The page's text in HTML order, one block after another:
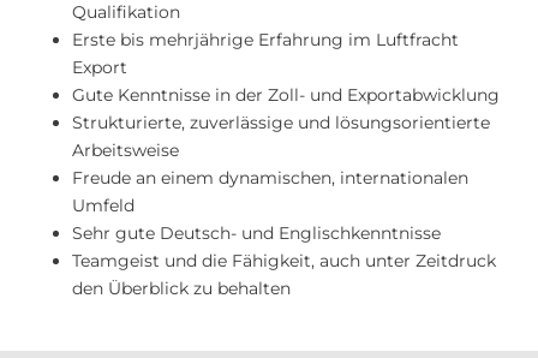
Qualifikation
Erste bis mehrjährige Erfahrung im Luftfracht
Export
Gute Kenntnisse in der Zoll- und Exportabwicklung
Strukturierte, zuverlässige und lösungsorientierte
Arbeitsweise
Freude an einem dynamischen, internationalen
Umfeld
Sehr gute Deutsch- und Englischkenntnisse
Teamgeist und die Fähigkeit, auch unter Zeitdruck
den Überblick zu behalten